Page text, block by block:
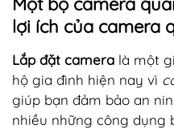
lợi ích của camera
Lắp đặt camera là một
hộ gia đình hiện nay vì
giúp bạn đảm bảo an
nhiều những công dụng